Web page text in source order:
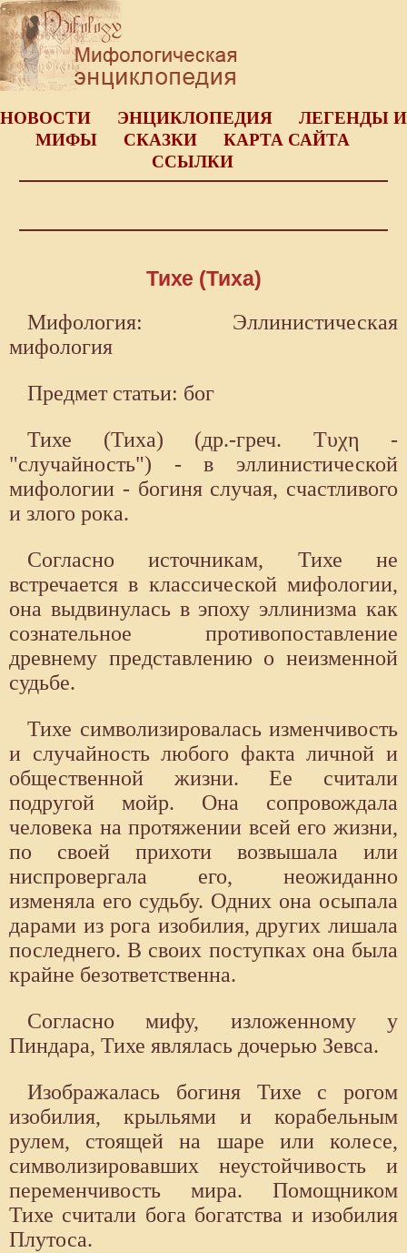
НОВОСТИ ЭНЦИКЛОПЕДИЯ
ЛЕГЕНДЫ И
МИФЫ
СКАЗКИ
КАРТА САЙТА
ССЫЛКИ
Тихе (Тиха)
Мифология: Эллинистическая
мифология
Предмет статьи: бог
Тихе (Тиха) (др.-греч. Τυχη -
"случайность") - в эллинистической
мифологии - богиня случая, счастливого
и злого рока.
Согласно источникам, Тихе не
встречается в классической мифологии,
она выдвинулась в эпоху эллинизма как
сознательное противопоставление
древнему представлению о неизменной
судьбе.
Тихе символизировалась изменчивость
и случайность любого факта личной и
общественной жизни. Ее считали
подругой мойр. Она сопровождала
человека на протяжении всей его жизни,
по своей прихоти возвышала или
ниспровергала его, не­ожиданно
изменяла его судьбу. Одних она осыпала
дарами из рога изо­билия, других лишала
последнего. В своих поступках она была
крайне безответственна.
Согласно мифу, изложенному у
Пиндара, Тихе являлась дочерью Зевса.
Изображалась богиня Тихе с рогом
изобилия, крыльями и ко­рабельным
рулем, стоящей на шаре или колесе,
символизировавших не­устойчивость и
переменчивость мира. Помощником
Тихе считали бога богатства и изобилия
Плутоса.